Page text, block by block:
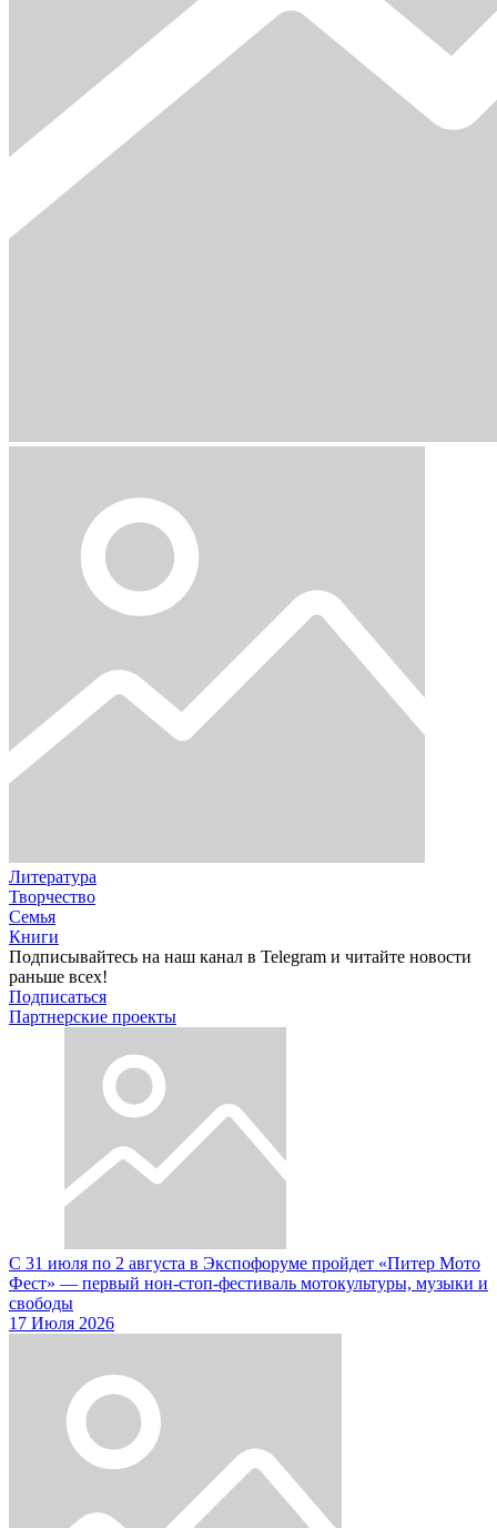
Литература
Творчество
Семья
Книги
Подписывайтесь на наш канал в Telegram и читайте новости
раньше всех!
Подписаться
Партнерские проекты
С 31 июля по 2 августа в Экспофоруме пройдет «Питер Мото
Фест» — первый нон-стоп-фестиваль мотокультуры, музыки и
свободы
17 Июля 2026